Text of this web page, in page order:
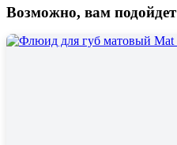
Возможно, вам подойдет